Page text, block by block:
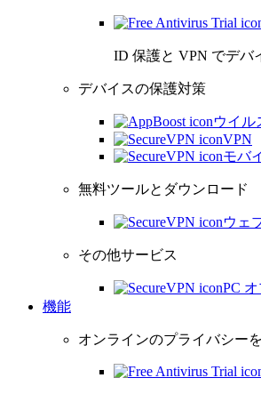
ID 保護と VPN でデバ
デバイスの保護対策
ウイル
VPN
モバ
無料ツールとダウンロード
ウェ
その他サービス
PC
機能
オンラインのプライバシー